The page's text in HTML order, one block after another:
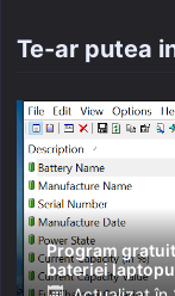
Te-ar putea
Program
bateriei